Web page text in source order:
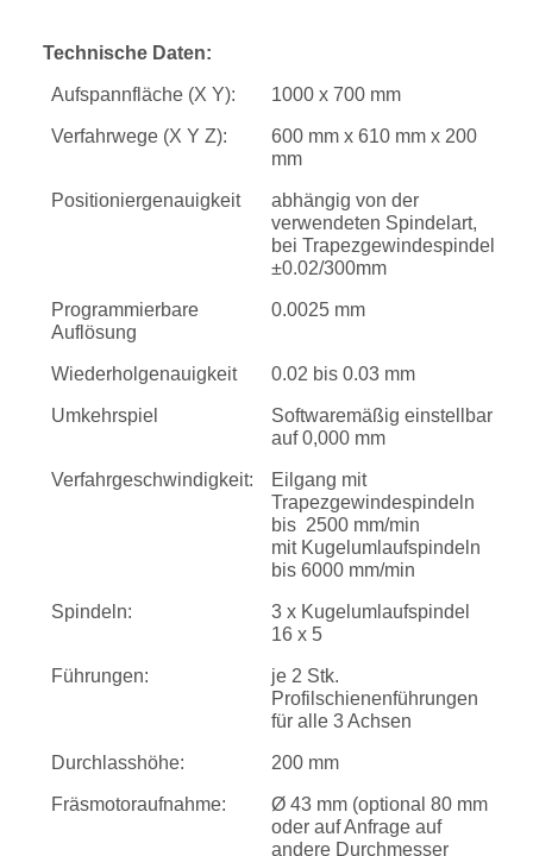
Technische Daten:
Aufspannfläche (X Y): 1000 x 700 mm
Verfahrwege (X Y Z):
600 mm x 610 mm x 200
mm
Positioniergenauigkeit
abhängig von der
verwendeten Spindelart,
bei Trapezgewindespindel
±0.02/300mm
Programmierbare
Auflösung
0.0025 mm
Wiederholgenauigkeit 0.02 bis 0.03 mm
Umkehrspiel
Softwaremäßig einstellbar
auf 0,000 mm
Verfahrgeschwindigkeit:
Eilgang mit
Trapezgewindespindeln
bis 2500 mm/min
mit Kugelumlaufspindeln
bis 6000 mm/min
Spindeln:
3 x Kugelumlaufspindel
16 x 5
Führungen:
je 2 Stk.
Profilschienenführungen
für alle 3 Achsen
Durchlasshöhe: 200 mm
Fräsmotoraufnahme:
Ø 43 mm (optional 80 mm
oder auf Anfrage auf
andere Durchmesser